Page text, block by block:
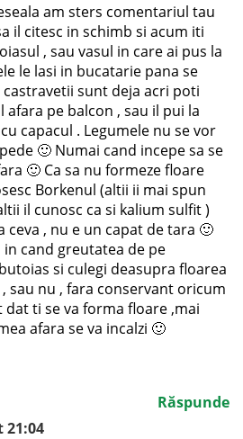
am sters comentariul tau
il citesc in schimb si acum iti
, sau vasul in care ai pus la
le lasi in bucatarie pana se
castravetii sunt deja acri poti
pe balcon , sau il pui la
capacul . Legumele nu se vor
🙂 Numai cand incepe sa se
🙂 Ca sa nu formeze floare
Borkenul (altii ii mai spun
il cunosc ca si kalium sulfit )
ceva , nu e un capat de tara 🙂
cand greutatea de pe
si culegi deasupra floarea
sau nu , fara conservant oricum
ti se va forma floare ,mai
afara se va incalzi 🙂
21:04
Răspunde